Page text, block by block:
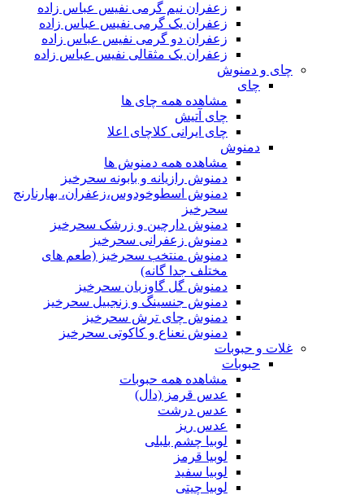
زعفران نیم گرمی نفیس عباس زاده
زعفران یک گرمی نفیس عباس زاده
زعفران دو گرمی نفیس عباس زاده
زعفران یک مثقالی نفیس عباس زاده
چای و دمنوش
چای
مشاهده همه چای ها
چای آتیش
چای ایرانی کلاچای اعلا
دمنوش
مشاهده همه دمنوش ها
دمنوش رازیانه و بابونه سحرخیز
دمنوش اسطوخودوس،زعفران، بهارنارنج
سحرخیز
دمنوش دارچین و زرشک سحرخیز
دمنوش زعفرانی سحرخیز
دمنوش منتخب سحرخیز (طعم های
مختلف جدا گانه)
دمنوش گل گاوزبان سحرخیز
دمنوش جنسینگ و زنجبیل سحرخیز
دمنوش چای ترش سحرخیز
دمنوش نعناع و کاکوتی سحرخیز
غلات و حبوبات
حبوبات
مشاهده همه حبوبات
عدس قرمز (دال)
عدس درشت
عدس ریز
لوبیا چشم بلبلی
لوبیا قرمز
لوبیا سفید
لوبیا چیتی